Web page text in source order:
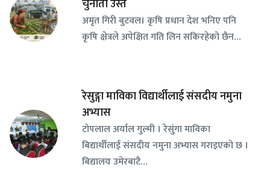
चुनौती उस्तै
अमृत गिरी बुटवल। कृषि प्रधान देश भनिए पनि
कृषि क्षेत्रले अपेक्षित गति लिन सकिरहेको छैन…
रेसुङ्गा माविका विद्यार्थीलाई संसदीय नमुना
अभ्यास
टोपलाल अर्याल गुल्मी । रेसुंगा माविका
बिद्यार्थीलाई संसदीय नमुना अभ्यास गराइएको छ ।
बिद्यालय उमेरबाटै…